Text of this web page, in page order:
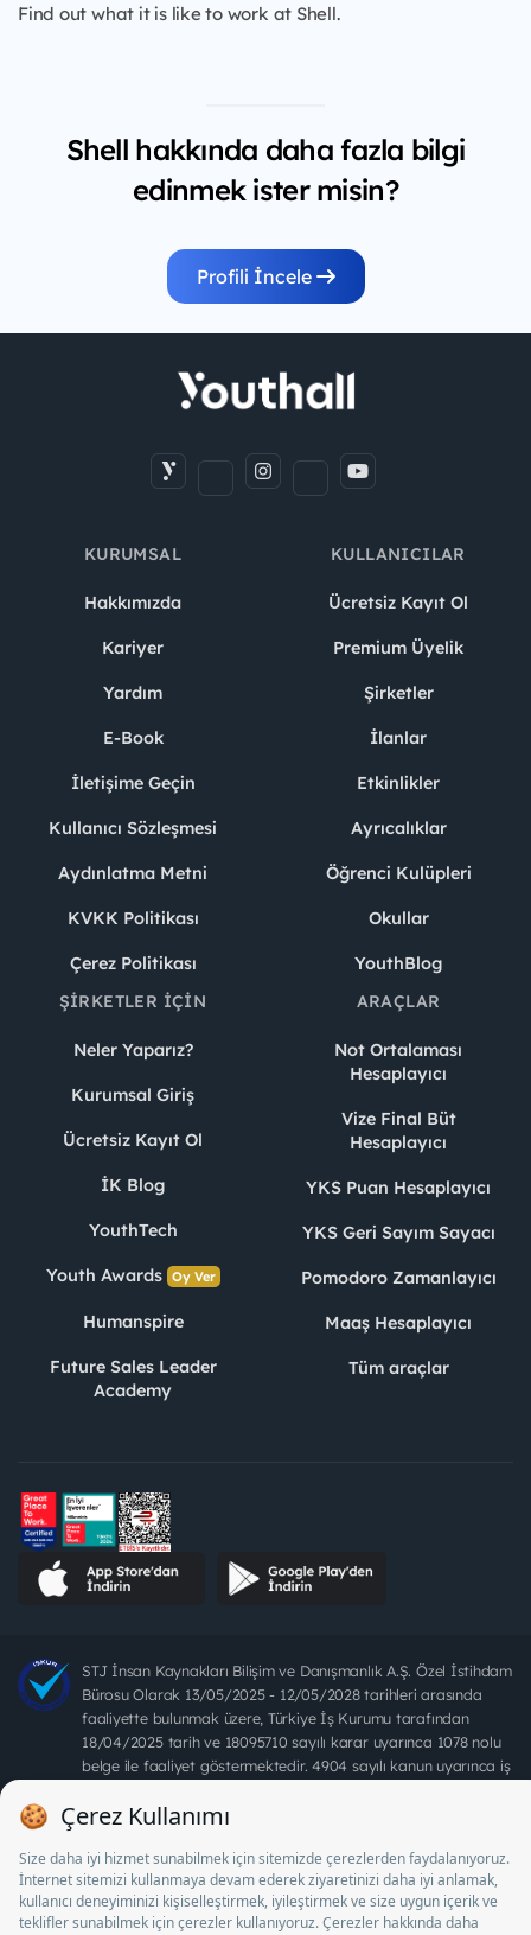
Find out what it is like to work at Shell.
Shell hakkında daha fazla bilgi
edinmek ister misin?
Profili İncele
KURUMSAL
Hakkımızda
Kariyer
Yardım
E-Book
İletişime Geçin
Kullanıcı Sözleşmesi
Aydınlatma Metni
KVKK Politikası
Çerez Politikası
KULLANICILAR
Ücretsiz Kayıt Ol
Premium Üyelik
Şirketler
İlanlar
Etkinlikler
Ayrıcalıklar
Öğrenci Kulüpleri
Okullar
YouthBlog
ŞIRKETLER İÇIN
Neler Yaparız?
Kurumsal Giriş
Ücretsiz Kayıt Ol
İK Blog
YouthTech
Youth Awards Oy Ver
Humanspire
Future Sales Leader
Academy
ARAÇLAR
Not Ortalaması
Hesaplayıcı
Vize Final Büt
Hesaplayıcı
YKS Puan Hesaplayıcı
YKS Geri Sayım Sayacı
Pomodoro Zamanlayıcı
Maaş Hesaplayıcı
Tüm araçlar
STJ İnsan Kaynakları Bilişim ve Danışmanlık A.Ş. Özel İstihdam
Bürosu Olarak 13/05/2025 - 12/05/2028 tarihleri arasında
faaliyette bulunmak üzere, Türkiye İş Kurumu tarafından
18/04/2025 tarih ve 18095710 sayılı karar uyarınca 1078 nolu
belge ile faaliyet göstermektedir. 4904 sayılı kanun uyarınca iş